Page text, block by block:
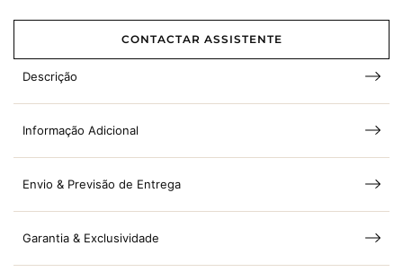
CONTACTAR ASSISTENTE
Descrição
Informação Adicional
Envio & Previsão de Entrega
Garantia & Exclusividade